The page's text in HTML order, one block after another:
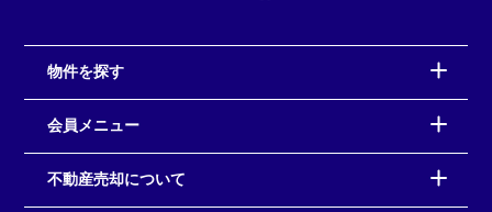
物件を探す
会員メニュー
不動産売却について